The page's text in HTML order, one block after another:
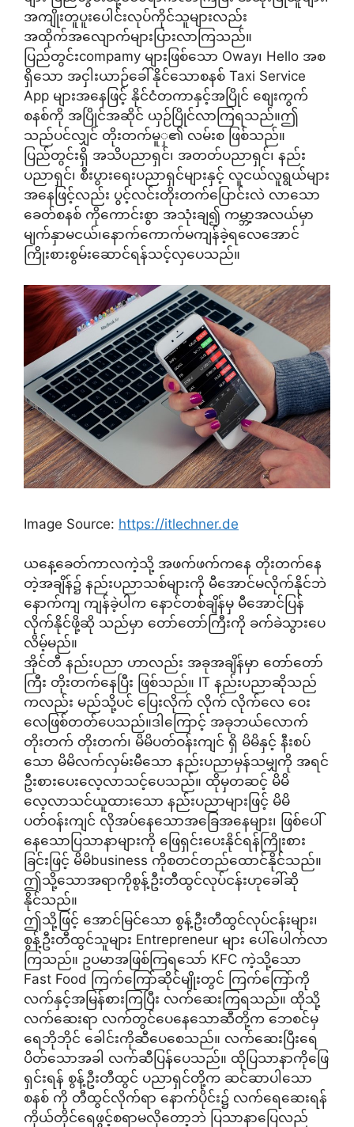
အကျိုးတူပူးပေါင်းလုပ်ကိုင်သူများလည်း
အထိုက်အလျောက်များပြားလာကြသည်။
ပြည်တွင်းcompamy များဖြစ်သော Oway၊ Hello အစ
ရှိသော အငှါးယာဉ်ခေါ်နိုင်သောစနစ် Taxi Service
App များအနေဖြင့် နိုင်ငံတကာနှင့်အပြိုင် စျေးကွက်
စနစ်ကို အပြိုင်အဆိုင် ယှဉ်ပြိုင်လာကြရသည်။ဤ
သည်ပင်လျှင် တိုးတက်မူှ၏ လမ်းစ ဖြစ်သည်။
ပြည်တွင်းရှိ အသိပညာရှင်၊ အတတ်ပညာရှင်၊ နည်း
ပညာရှင်၊ စီးပွားရေးပညာရှင်များနှင့် လူငယ်လူရွယ်များ
အနေဖြင့်လည်း ပွင့်လင်းတိုးတက်ပြောင်းလဲ လာသော
ခေတ်စနစ် ကိုကောင်းစွာ အသုံးချ၍ ကမ္ဘာ့အလယ်မှာ
မျက်နှာမငယ်၊နောက်ကောက်မကျန်ခဲ့ရလေအောင်
ကြိုးစားစွမ်းဆောင်ရန်သင့်လှပေသည်။
Image Source: https://itlechner.de
ယနေ့ခေတ်ကာလကဲ့သို့ အဖက်ဖက်ကနေ တိုးတက်နေ
တဲ့အချိန်၌ နည်းပညာသစ်များကို မီအောင်မလိုက်နိုင်ဘဲ
နောက်ကျ ကျန်ခဲ့ပါက နောင်တစ်ချိန်မှ မီအောင်ပြန်
လိုက်နိုင်ဖို့ဆို သည်မှာ တော်တော်ကြီးကို ခက်ခဲသွားပေ
လိမ့်မည်။
အိုင်တီ နည်းပညာ ဟာလည်း အခုအချိန်မှာ တော်တော်
ကြီး တိုးတက်နေပြီး ဖြစ်သည်။ IT နည်းပညာဆိုသည်
ကလည်း မည်သို့ပင် ပြေးလိုက် လိုက် လိုက်လေ ဝေး
လေဖြစ်တတ်ပေသည်။ဒါကြောင့် အခုဘယ်လောက်
တိုးတက် တိုးတက်၊ မိမိပတ်ဝန်းကျင် ရှိ မိမိနှင့် နီးစပ်
သော မိမိလက်လှမ်းမီသော နည်းပညာမှန်သမျှကို အရင်
ဦးစားပေးလေ့လာသင့်ပေသည်။ ထိုမှတဆင့် မိမိ
လေ့လာသင်ယူထားသော နည်းပညာများဖြင့် မိမိ
ပတ်ဝန်းကျင် လိုအပ်နေသောအခြေအနေများ၊ ဖြစ်ပေါ်
နေသောပြသာနာများကို ဖြေရှင်းပေးနိုင်ရန်ကြိုးစား
ခြင်းဖြင့် မိမိbusiness ကိုစတင်တည်ထောင်နိုင်သည်။
ဤသို့သောအရာကိုစွန့်ဦးတီထွင်လုပ်ငန်းဟုခေါ်ဆို
နိုင်သည်။
ဤသို့ဖြင့် အောင်မြင်သော စွန့်ဦးတီထွင်လုပ်ငန်းများ၊
စွန့်ဦးတီထွင်သူများ Entrepreneur များ ပေါ်ပေါက်လာ
ကြသည်။ ဥပမာအဖြစ်ကြရသော် KFC ကဲ့သို့သော
Fast Food ကြက်ကြော်ဆိုင်မျိုးတွင် ကြက်ကြော်ကို
လက်နှင့်အမြန်စားကြပြီး လက်ဆေးကြရသည်။ ထိုသို့
လက်ဆေးရာ လက်တွင်ပေနေသောဆီတို့က ဘေစင်မှ
ရေဘိုဘိုင် ခေါင်းကိုဆီပေစေသည်။ လက်ဆေးပြီးရေ
ပိတ်သောအခါ လက်ဆီပြန်ပေသည်။ ထိုပြသာနာကိုဖြေ
ရှင်းရန် စွန့်ဦးတီထွင် ပညာရှင်တို့က ဆင်ဆာပါသော
စနစ် ကို တီထွင်လိုက်ရာ နောက်ပိုင်း၌ လက်ရေဆေးရန်
ကိုယ်တိုင်ရေဖွင့်စရာမလိုတော့ဘဲ ပြသာနာပြေလည်